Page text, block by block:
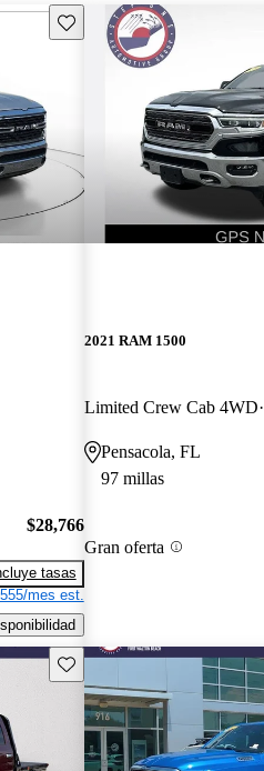
Guarda este Aviso
$28,766
tasas
mes est.
2021 RAM 1500
Limited Crew Cab 4WD
Pensacola, FL
97 millas
Gran oferta
Guarda este Aviso